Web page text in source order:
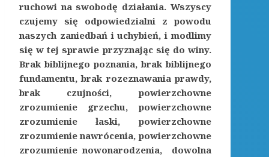
ruchowi na swobodę działania. Wszyscy
czujemy się odpowiedzialni z powodu
naszych zaniedbań i uchybień, i modlimy
się w tej sprawie przyznając się do winy.
Brak biblijnego poznania, brak biblijnego
fundamentu, brak rozeznawania prawdy,
brak czujności, powierzchowne
zrozumienie grzechu, powierzchowne
zrozumienie łaski, powierzchowne
zrozumienie nawrócenia, powierzchowne
zrozumienie nowonarodzenia, dowolna